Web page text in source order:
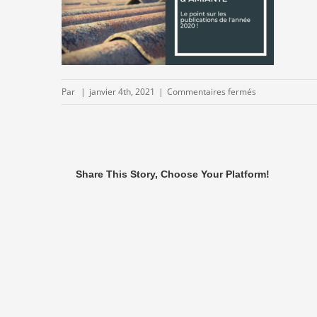
Par | janvier 4th, 2021 | Commentaires fermés
souhaite-
Share This Story, Choose Your Platform!